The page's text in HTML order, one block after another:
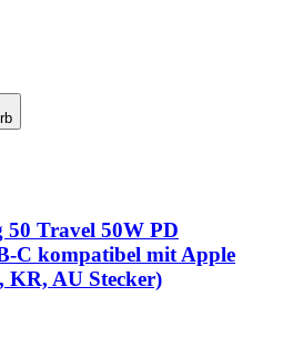
50 Travel 50W PD
C kompatibel mit Apple
AU Stecker)